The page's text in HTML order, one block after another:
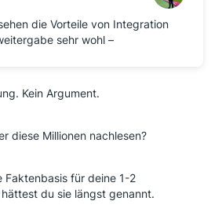
die Vorteile von Integration
sehr wohl –
Kein Argument.
diese Millionen nachlesen?
Faktenbasis für deine 1-2
du sie längst genannt.